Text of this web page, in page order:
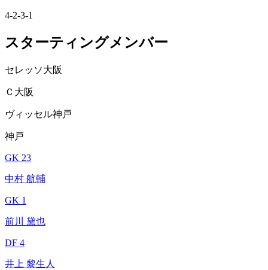
4-2-3-1
スターティングメンバー
セレッソ大阪
Ｃ大阪
ヴィッセル神戸
神戸
GK 23
中村 航輔
GK 1
前川 黛也
DF 4
井上 黎生人